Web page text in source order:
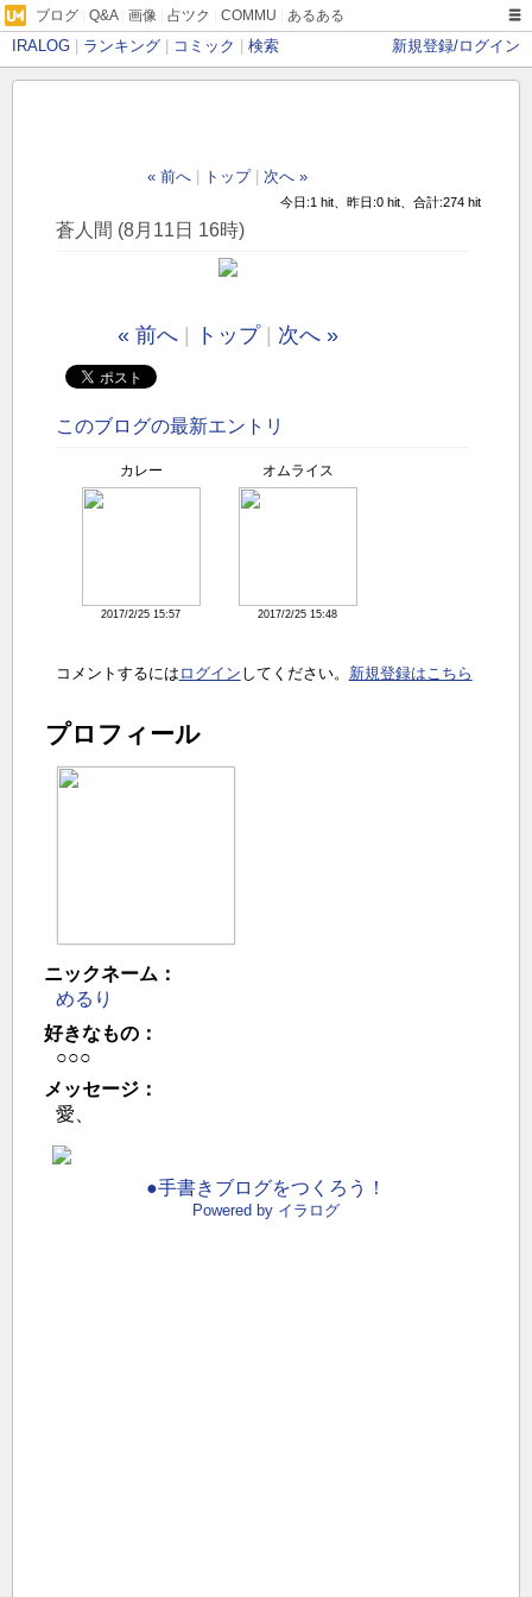
ブログ Q&A| 画像 占ツク COMMU あるある
IRALOG ランキング コミック 検索 新規登録/ログイン
« 前へ トップ 次へ »
今日:1 hit、昨日:0 hit、合計:274 hit
蒼人間 (8月11日 16時)
« 前へ トップ 次へ »
このブログの最新エントリ
カレー
2017/2/25 15:57
オムライス
2017/2/25 15:48
コメントするには ログイン してください。 新規登録はこちら
プロフィール
ニックネーム：
めるり
好きなもの：
○○○
メッセージ：
愛、
●手書きブログをつくろう！
Powered by イラログ